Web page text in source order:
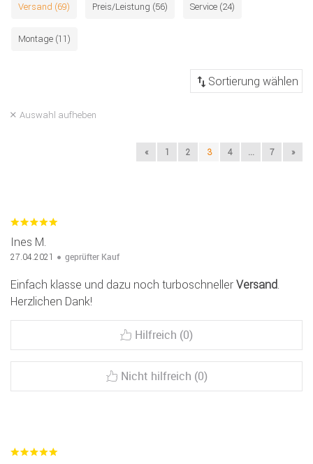
Versand (69) Preis/Leistung (56) Service (24)
Montage (11)
Auswahl aufheben
« 1 2 3 4 ... 7 »
Ines M.
27.04.2021 geprüfter Kauf
Einfach klasse und dazu noch turboschneller Versand.
Herzlichen Dank!
Hilfreich (0)
Nicht hilfreich (0)